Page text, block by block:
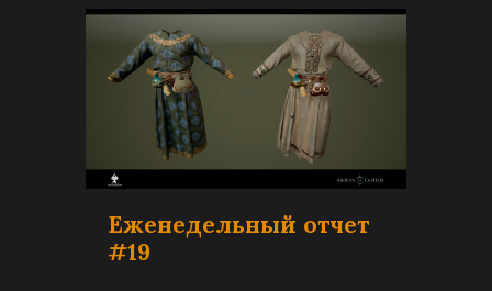
Еженедельный отчет
#19